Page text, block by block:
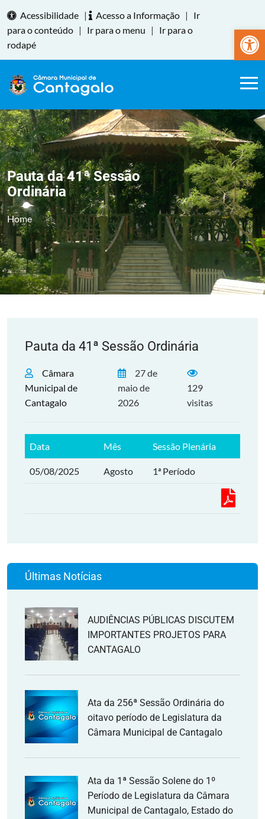
Abrir
Acessibilidade | Acesso a Informação |
Ir
para o conteúdo | Ir para o menu |
Ir para o
rodapé
Pauta da 41ª Sessão
Ordinária
Home
Pauta da 41ª Sessão Ordinária
Câmara
Municipal de
Cantagalo
27 de
maio de
2026
129
visitas
Data Mês Sessão Plenária
05/08/2025 Agosto 1ª Período
Últimas Notícias
AUDIÊNCIAS PÚBLICAS DISCUTEM
IMPORTANTES PROJETOS PARA
CANTAGALO
Ata da 256ª Sessão Ordinária do
oitavo período de Legislatura da
Câmara Municipal de Cantagalo
Ata da 1ª Sessão Solene do 1º
Período de Legislatura da Câmara
Municipal de Cantagalo, Estado do